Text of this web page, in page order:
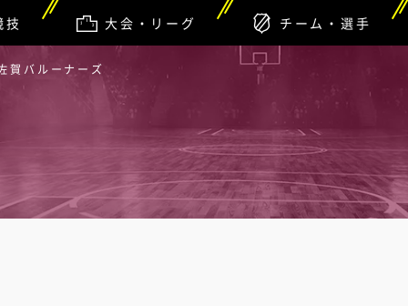
技 大会・リーグ チーム・選手
賀バルーナーズ